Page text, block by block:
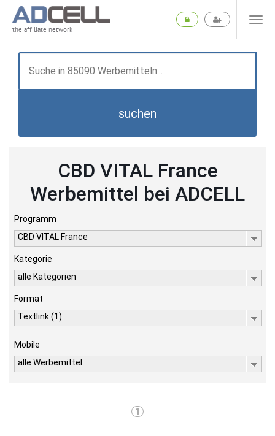
the affiliate network
suchen
CBD VITAL France
Werbemittel bei ADCELL
Programm
CBD VITAL France
Kategorie
alle Kategorien
Format
Textlink (1)
Mobile
alle Werbemittel
1